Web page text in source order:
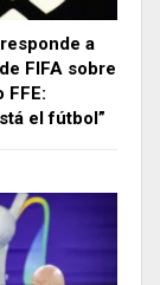
a
FIFA sobre
FFE:
el fútbol”